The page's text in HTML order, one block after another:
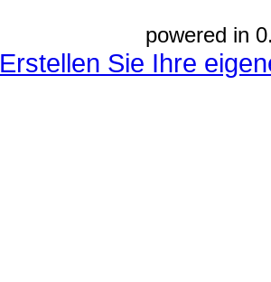
powered in
Erstellen Sie Ihre